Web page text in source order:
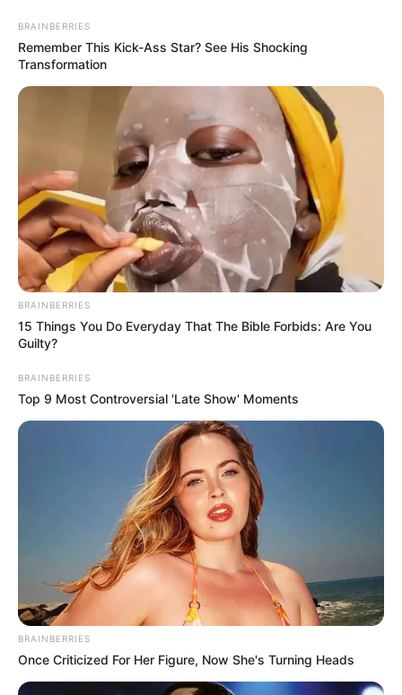
Головна/Новини/Корисно знати
РФ розганяє фейк про загибель під
РФ розганяєфейкпро загибель під Харковом
головнокомандувача Збройних Сил України
Олександра Сирськогота керівника Головного
управління розвідкиКирила Буданова
попереджає Центр стратегічних комунікацій та
інформаційної безпеки. Прокремлівські телеграм-
канали поширюють інформацію, що Сирський і
Буданов нібито загинули в результаті ракетного удару
російських військ по Чугуєву кілька днів тому.
У Центрі зазначили, що фейки про начебто знищення
вищого українського військового керівництва
російська пропаганда регулярно поширює з 2022 року.
Ця дезінформація є частиною
ІПСО
з нагнітання паніки
навколо ситуації в Харкові.